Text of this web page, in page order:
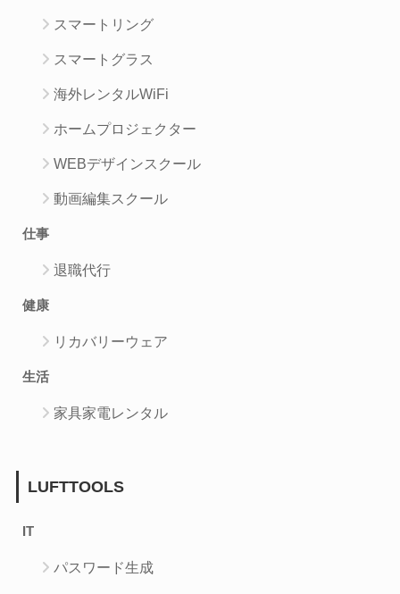
スマートリング
スマートグラス
海外レンタルWiFi
ホームプロジェクター
WEBデザインスクール
動画編集スクール
仕事
退職代行
健康
リカバリーウェア
生活
家具家電レンタル
LUFTTOOLS
IT
パスワード生成